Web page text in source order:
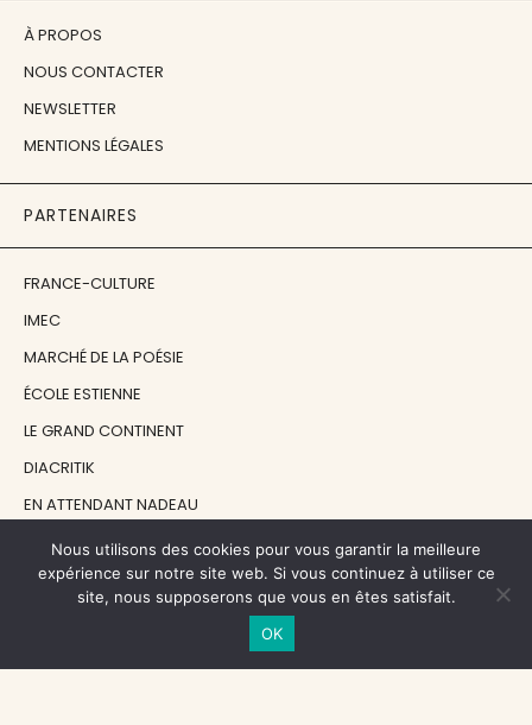
À PROPOS
NOUS CONTACTER
NEWSLETTER
MENTIONS LÉGALES
PARTENAIRES
FRANCE-CULTURE
IMEC
MARCHÉ DE LA POÉSIE
ÉCOLE ESTIENNE
LE GRAND CONTINENT
DIACRITIK
EN ATTENDANT NADEAU
NOS SOUTIENS
Nous utilisons des cookies pour vous garantir la meilleure
expérience sur notre site web. Si vous continuez à utiliser ce
site, nous supposerons que vous en êtes satisfait.
OK